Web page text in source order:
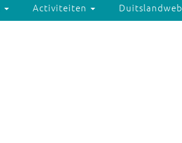
Activiteiten Duitslandweb